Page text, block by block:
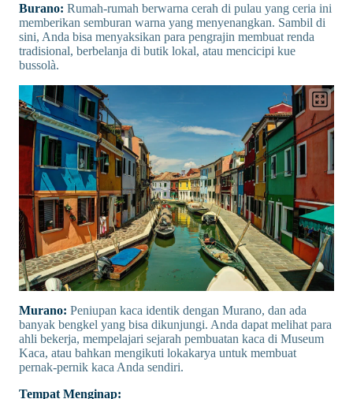
Burano: Rumah-rumah berwarna cerah di pulau yang ceria ini
memberikan semburan warna yang menyenangkan. Sambil di
sini, Anda bisa menyaksikan para pengrajin membuat renda
tradisional, berbelanja di butik lokal, atau mencicipi kue
bussolà.
Murano: Peniupan kaca identik dengan Murano, dan ada
banyak bengkel yang bisa dikunjungi. Anda dapat melihat para
ahli bekerja, mempelajari sejarah pembuatan kaca di Museum
Kaca, atau bahkan mengikuti lokakarya untuk membuat
pernak-pernik kaca Anda sendiri.
Tempat Menginap: